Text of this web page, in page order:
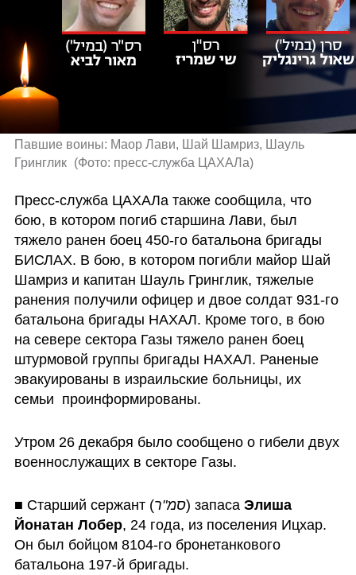
Павшие воины: Маор Лави, Шай Шамриз, Шауль
Гринглик (Фото: пресс-служба ЦАХАЛа)
Пресс-служба ЦАХАЛа также сообщила, что
бою, в котором погиб старшина Лави, был
тяжело ранен боец 450-го батальона бригады
БИСЛАХ. В бою, в котором погибли майор Шай
Шамриз и капитан Шауль Гринглик, тяжелые
ранения получили офицер и двое солдат 931-го
батальона бригады НАХАЛ. Кроме того, в бою
на севере сектора Газы тяжело ранен боец
штурмовой группы бригады НАХАЛ. Раненые
эвакуированы в израильские больницы, их
семьи  проинформированы.
Утром 26 декабря было сообщено о гибели двух
военнослужащих в секторе Газы.
■ Старший сержант (סמ"ר) запаса Элиша
Йонатан Лобер, 24 года, из поселения Ицхар.
Он был бойцом 8104-го бронетанкового
батальона 197-й бригады.